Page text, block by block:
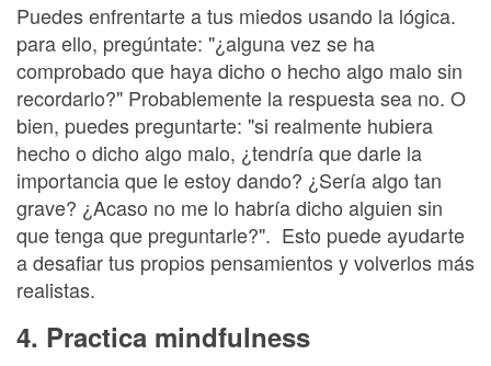
Puedes enfrentarte a tus miedos usando la lógica.
para ello, pregúntate: "¿alguna vez se ha
comprobado que haya dicho o hecho algo malo sin
recordarlo?" Probablemente la respuesta sea no. O
bien, puedes preguntarte: "si realmente hubiera
hecho o dicho algo malo, ¿tendría que darle la
importancia que le estoy dando? ¿Sería algo tan
grave? ¿Acaso no me lo habría dicho alguien sin
que tenga que preguntarle?". Esto puede ayudarte
a desafiar tus propios pensamientos y volverlos más
realistas.
4. Practica mindfulness